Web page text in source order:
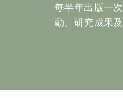
每半年出版一
動、研究成果